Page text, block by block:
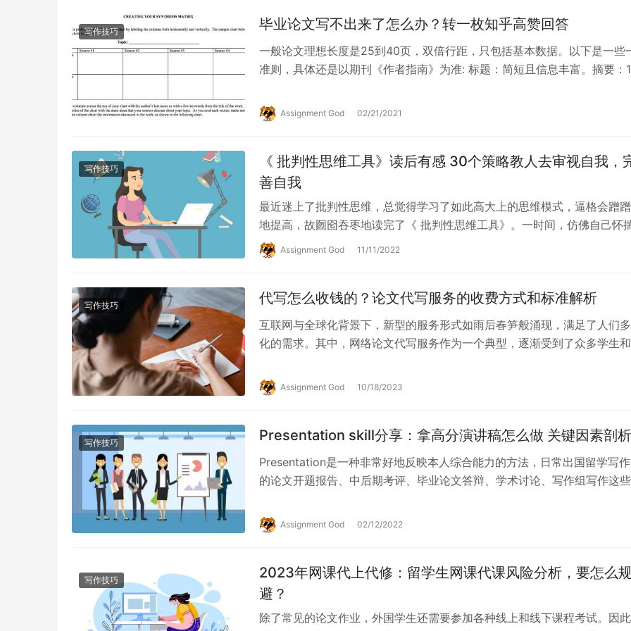
写作技巧 毕业论文写不出来了怎么办？转一枚知乎高赞回答
一般论文理想长度是25到40页，双倍行距，只包括基本数据。以下是一些
准则，具体还是以期刊《作者指南》为准: 标题：简短且信息丰富。摘要：1
Assignment God 02/21/2021
写作技巧
《 批判性思维工具》读后有感 30个策略教人去审视自我，
善自我
最近迷上了批判性思维，总觉得学习了如此高大上的思维模式，逼格会蹭
地提高，故囫囵吞枣地读完了《 批判性思维工具》。一时间，仿佛自己怀
至上武功心法，自信出关，却被世界狠狠伤害。…
Assignment God 11/11/2022
写作技巧 代写怎么收钱的？论文代写服务的收费方式和标准解析
互联网与全球化背景下，新型的服务形式如雨后春笋般涌现，满足了人们
化的需求。其中，网络论文代写服务作为一个典型，逐渐受到了众多学生和
Assignment God 10/18/2023
写作技巧 Presentation skill分享：拿高分演讲稿怎么做 关键因素剖析
Presentation是一种非常好地反映本人综合能力的方法，日常出国留学写
的论文开题报告、中后期考评、毕业论文答辩、学术讨论、写作组写作这些
Assignment God 02/12/2022
写作技巧
2023年网课代上代修：留学生网课代课风险分析，要怎么
避？
除了常见的论文作业，外国学生还需要参加各种线上和线下课程考试。因此